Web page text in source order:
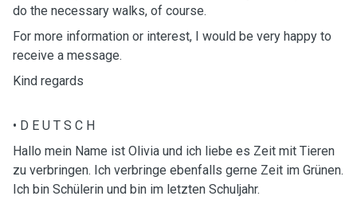
do the necessary walks, of course.
For more information or interest, I would be very happy to
receive a message.
Kind regards
• D E U T S C H
Hallo mein Name ist Olivia und ich liebe es Zeit mit Tieren
zu verbringen. Ich verbringe ebenfalls gerne Zeit im Grünen.
Ich bin Schülerin und bin im letzten Schuljahr.